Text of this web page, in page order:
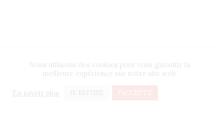
Nous utilisons des cookies pour vous garantir la
meilleure expérience sur notre site web.
En savoir plus